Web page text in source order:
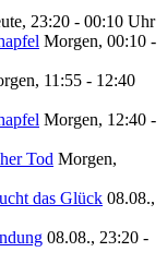
23:20 - 00:10 Uhr
Morgen, 00:10 -
11:55 - 12:40
Morgen, 12:40 -
Tod Morgen,
das Glück 08.08.,
08.08., 23:20 -